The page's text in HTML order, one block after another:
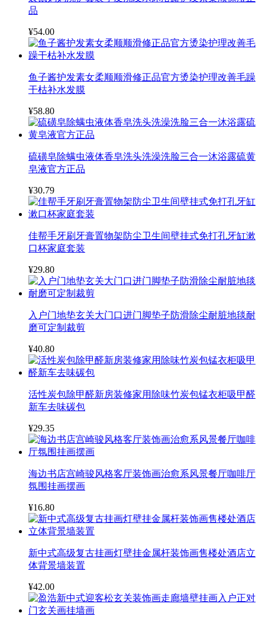
品
¥54.00
鱼子酱护发素女柔顺顺滑修正品官方烫染护理改善毛躁
干枯补水发膜
¥58.80
硫磺皂除螨虫液体香皂洗头洗澡洗脸三合一沐浴露硫黄
皂液官方正品
¥30.79
佳帮手牙刷牙膏置物架防尘卫生间壁挂式免打孔牙缸漱
口杯家庭套装
¥29.80
入户门地垫玄关大门口进门脚垫子防滑除尘耐脏地毯耐
磨可定制裁剪
¥40.80
活性炭包除甲醛新房装修家用除味竹炭包锰衣柜吸甲醛
新车去味碳包
¥29.35
海边书店宫崎骏风格客厅装饰画治愈系风景餐厅咖啡厅
氛围挂画摆画
¥16.80
新中式高级复古挂画灯壁挂金属杆装饰画售楼处酒店立
体背景墙装置
¥42.00